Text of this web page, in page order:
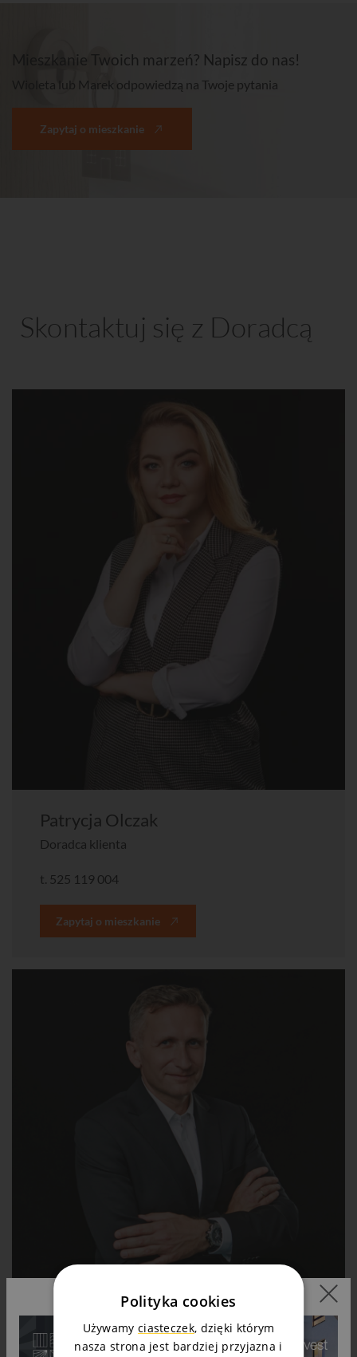
Mieszkanie Twoich marzeń? Napisz do nas!
Wioleta lub Marek odpowiedzą na Twoje pytania
Zapytaj o mieszkanie
Skontaktuj się z Doradcą
Patrycja Olczak
Doradca klienta
t. 525 119 004
Zapytaj o mieszkanie
Polityka cookies
Używamy ciasteczek, dzięki którym
nasza strona jest bardziej przyjazna i